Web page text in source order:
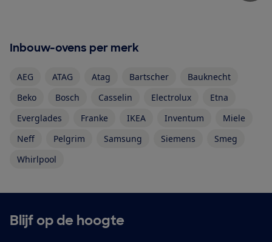
Inbouw-ovens per merk
AEG ATAG Atag Bartscher
Bauknecht
Beko
Bosch Casselin Electrolux
Etna
Everglades
Franke IKEA Inventum
Miele
Neff
Pelgrim Samsung Siemens
Smeg
Whirlpool
Blijf op de hoogte